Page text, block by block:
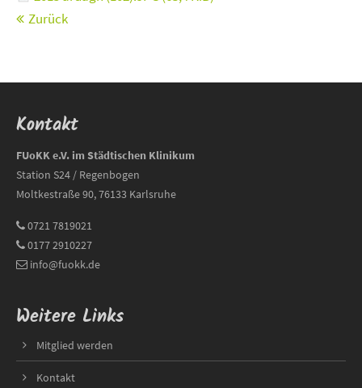
Zurück
Kontakt
FUoKK e.V. im Städtischen Klinikum
Station S24 / Regenbogen
Moltkestraße 90, 76133 Karlsruhe
0721 7819021
0177 2910227
info@fuokk.de
Weitere Links
Mitglied werden
Kontakt